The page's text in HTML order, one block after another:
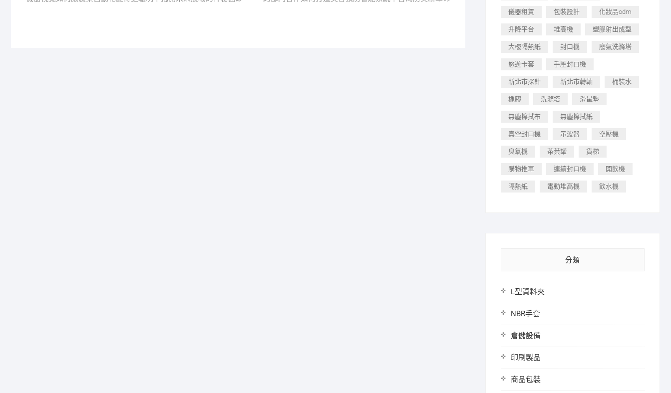
章
儀器租賃 包裝設計 化妝品odm
升降平台 堆高機 塑膠射出成型
大樓隔熱紙 封口機 廢氣洗滌塔
悠遊卡套 手壓封口機
新北市探針 新北市轉軸 桶裝水
橡膠 洗滌塔 滑鼠墊
無塵擦拭布 無塵擦拭紙
真空封口機 示波器 空壓機
臭氧機 茶葉罐 貨梯
購物推車 連續封口機 開飲機
隔熱紙 電動堆高機 飲水機
分類
L型資料夾
NBR手套
倉儲設備
印刷製品
商品包裝